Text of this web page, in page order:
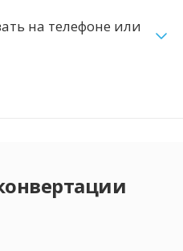
на телефоне или